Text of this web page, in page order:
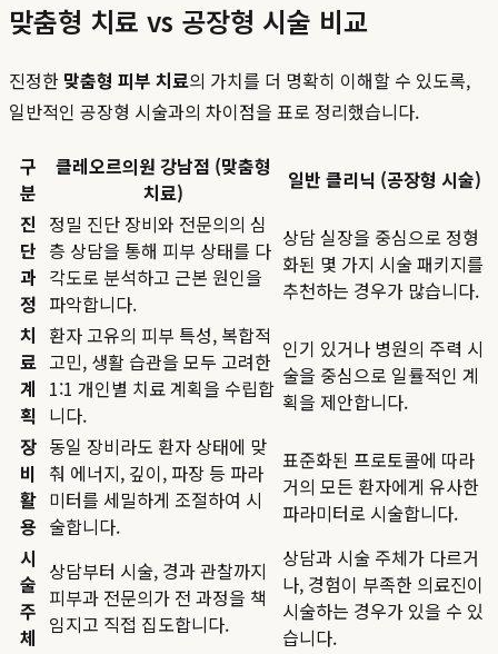
맞춤형 치료 vs 공장형 시술 비교
진정한 맞춤형 피부 치료의 가치를 더 명확히 이해할 수 있도록,
일반적인 공장형 시술과의 차이점을 표로 정리했습니다.
구
분
클레오르의원 강남점 (맞춤형
치료)
일반 클리닉 (공장형 시술)
진
단
과
정
정밀 진단 장비와 전문의의 심
층 상담을 통해 피부 상태를 다
각도로 분석하고 근본 원인을
파악합니다.
상담 실장을 중심으로 정형
화된 몇 가지 시술 패키지를
추천하는 경우가 많습니다.
치
료
계
획
환자 고유의 피부 특성, 복합적
고민, 생활 습관을 모두 고려한
1:1 개인별 치료 계획을 수립합
니다.
인기 있거나 병원의 주력 시
술을 중심으로 일률적인 계
획을 제안합니다.
장
비
활
용
동일 장비라도 환자 상태에 맞
춰 에너지, 깊이, 파장 등 파라
미터를 세밀하게 조절하여 시
술합니다.
표준화된 프로토콜에 따라
거의 모든 환자에게 유사한
파라미터로 시술합니다.
시
술
주
체
상담부터 시술, 경과 관찰까지
피부과 전문의가 전 과정을 책
임지고 직접 집도합니다.
상담과 시술 주체가 다르거
나, 경험이 부족한 의료진이
시술하는 경우가 있을 수 있
습니다.